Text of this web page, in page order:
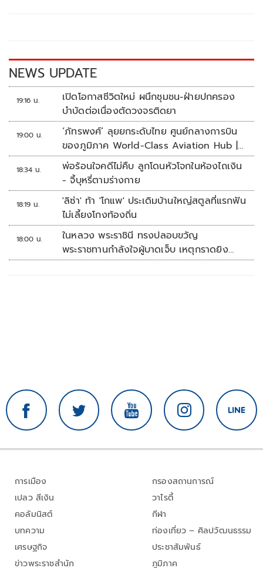
k k
NEWS UPDATE
19:16 น.
เปิดโอกาสชีวิตใหม่ ผนึกชุมชน-ฝ่ายปกครอง
บำบัดต่อเนื่องตัดวงจรติดยา
19:00 น.
‘ภัทรพงศ์’ ลุยยกระดับไทย ศูนย์กลางการบิน
ของภูมิภาค World-Class Aviation Hub |
ห้องข่าวไทยโพสต์สุดสัปดาห์
18:34 น.
พ่อร้อนใจคดีไม่คืบ ลูกโดนหัวโจกในห้องไถเงิน
- จี้บุหรี่ตามร่างกาย
18:19 น.
'ลิซ่า' ท้า 'โกแพ' ประเดิมบ้านใหญ่สตูลที่แรกฟัน
ไม่เลี้ยงโกงท้องถิ่น
18:00 น.
ในหลวง พระราชินี ทรงปลอบขวัญ
พระราชทานกำลังใจผู้บาดเจ็บ เหตุกราดยิง
รร.เทพศิรินทร์นนทบุรี
การเมือง
เปลว สีเงิน
คอลัมนิสต์
บทความ
เศรษฐกิจ
ข่าวพระราชสำนัก
กรองสถานการณ์
วาไรตี้
กีฬา
ท่องเที่ยว – ศิลปวัฒนธรรม
ประชาสัมพันธ์
ภูมิภาค